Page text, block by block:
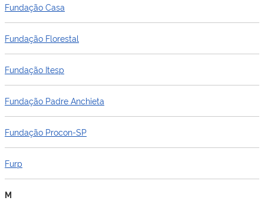
Fundação Casa
Fundação Florestal
Fundação Itesp
Fundação Padre Anchieta
Fundação Procon-SP
Furp
M